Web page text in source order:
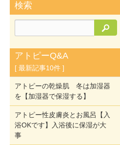
検索
検索
アトピーQ&A
[ 最新記事10件 ]
アトピーの乾燥肌 冬は加湿器
を【加湿器で保湿する】
アトピー性皮膚炎とお風呂【入
浴OKです】入浴後に保湿が大
事